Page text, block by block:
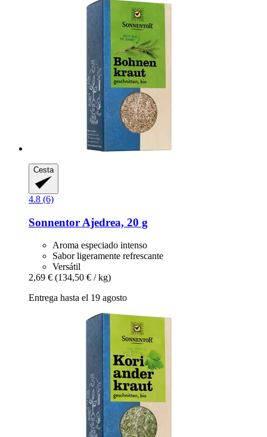
Cesta
4.8 (6)
Sonnentor Ajedrea, 20 g
Aroma especiado intenso
Sabor ligeramente refrescante
Versátil
2,69 € (134,50 € / kg)
Entrega hasta el 19 agosto